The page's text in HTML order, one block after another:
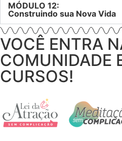
MÓDULO 12:
Construindo sua Nova Vida
VOCÊ ENTRA
COMUNIDADE
CURSOS!